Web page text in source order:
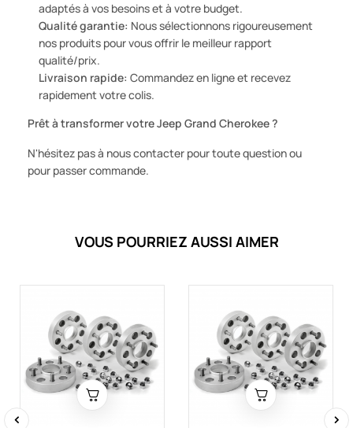
adaptés à vos besoins et à votre budget.
Qualité garantie: Nous sélectionnons rigoureusement
nos produits pour vous offrir le meilleur rapport
qualité/prix.
Livraison rapide: Commandez en ligne et recevez
rapidement votre colis.
Prêt à transformer votre Jeep Grand Cherokee ?
N'hésitez pas à nous contacter pour toute question ou
pour passer commande.
VOUS POURRIEZ AUSSI AIMER